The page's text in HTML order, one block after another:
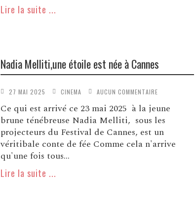
Lire la suite ...
Nadia Melliti,une étoile est née à Cannes
27 MAI 2025 CINEMA AUCUN COMMENTAIRE
Ce qui est arrivé ce 23 mai 2025 à la jeune
brune ténébreuse Nadia Melliti, sous les
projecteurs du Festival de Cannes, est un
véritibale conte de fée Comme cela n'arrive
qu'une fois tous...
Lire la suite ...